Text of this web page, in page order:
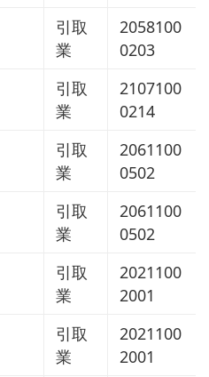
引取
業
2058100
0203
引取
業
2107100
0214
引取
業
2061100
0502
引取
業
2061100
0502
引取
業
2021100
2001
引取
業
2021100
2001